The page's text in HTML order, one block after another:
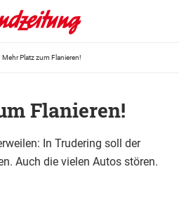
Mehr Platz zum Flanieren!
Flanieren!
In Trudering soll der
Auch die vielen Autos stören.